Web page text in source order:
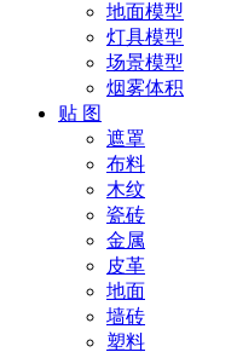
地面模型
灯具模型
场景模型
烟雾体积
贴 图
遮罩
布料
木纹
瓷砖
金属
皮革
地面
墙砖
塑料